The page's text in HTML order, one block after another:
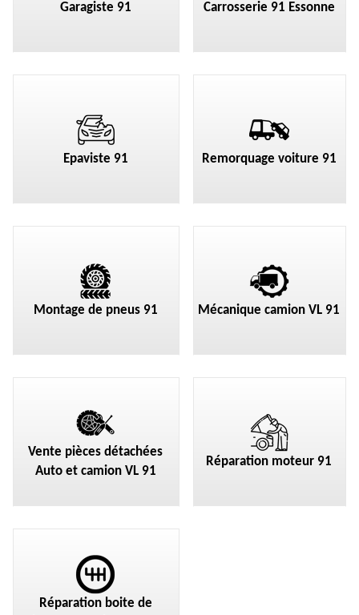
Garagiste 91 Carrosserie 91 Essonne
Epaviste 91 Remorquage voiture 91
Montage de pneus 91 Mécanique camion VL 91
Vente pièces détachées
Auto et camion VL 91
Réparation moteur 91
Réparation boite de